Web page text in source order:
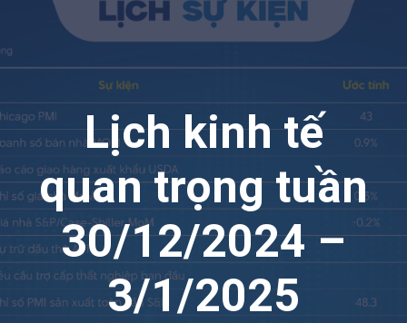
Lịch kinh tế
quan trọng tuần
30/12/2024 –
3/1/2025